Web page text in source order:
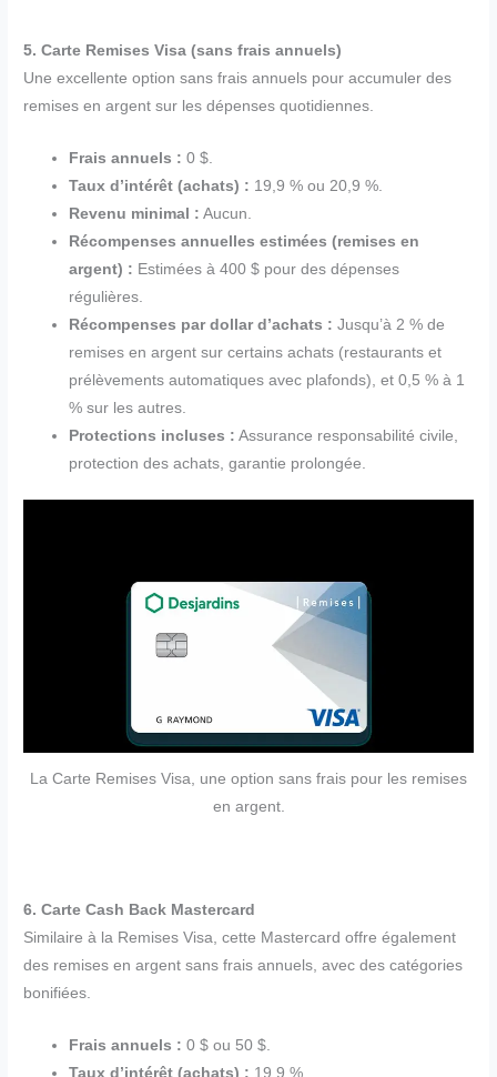
5. Carte Remises Visa (sans frais annuels)
Une excellente option sans frais annuels pour accumuler des
remises en argent sur les dépenses quotidiennes.
Frais annuels : 0 $.
Taux d’intérêt (achats) : 19,9 % ou 20,9 %.
Revenu minimal : Aucun.
Récompenses annuelles estimées (remises en
argent) : Estimées à 400 $ pour des dépenses
régulières.
Récompenses par dollar d’achats : Jusqu’à 2 % de
remises en argent sur certains achats (restaurants et
prélèvements automatiques avec plafonds), et 0,5 % à 1
% sur les autres.
Protections incluses : Assurance responsabilité civile,
protection des achats, garantie prolongée.
La Carte Remises Visa, une option sans frais pour les remises
en argent.
6. Carte Cash Back Mastercard
Similaire à la Remises Visa, cette Mastercard offre également
des remises en argent sans frais annuels, avec des catégories
bonifiées.
Frais annuels : 0 $ ou 50 $.
Taux d’intérêt (achats) : 19,9 %.